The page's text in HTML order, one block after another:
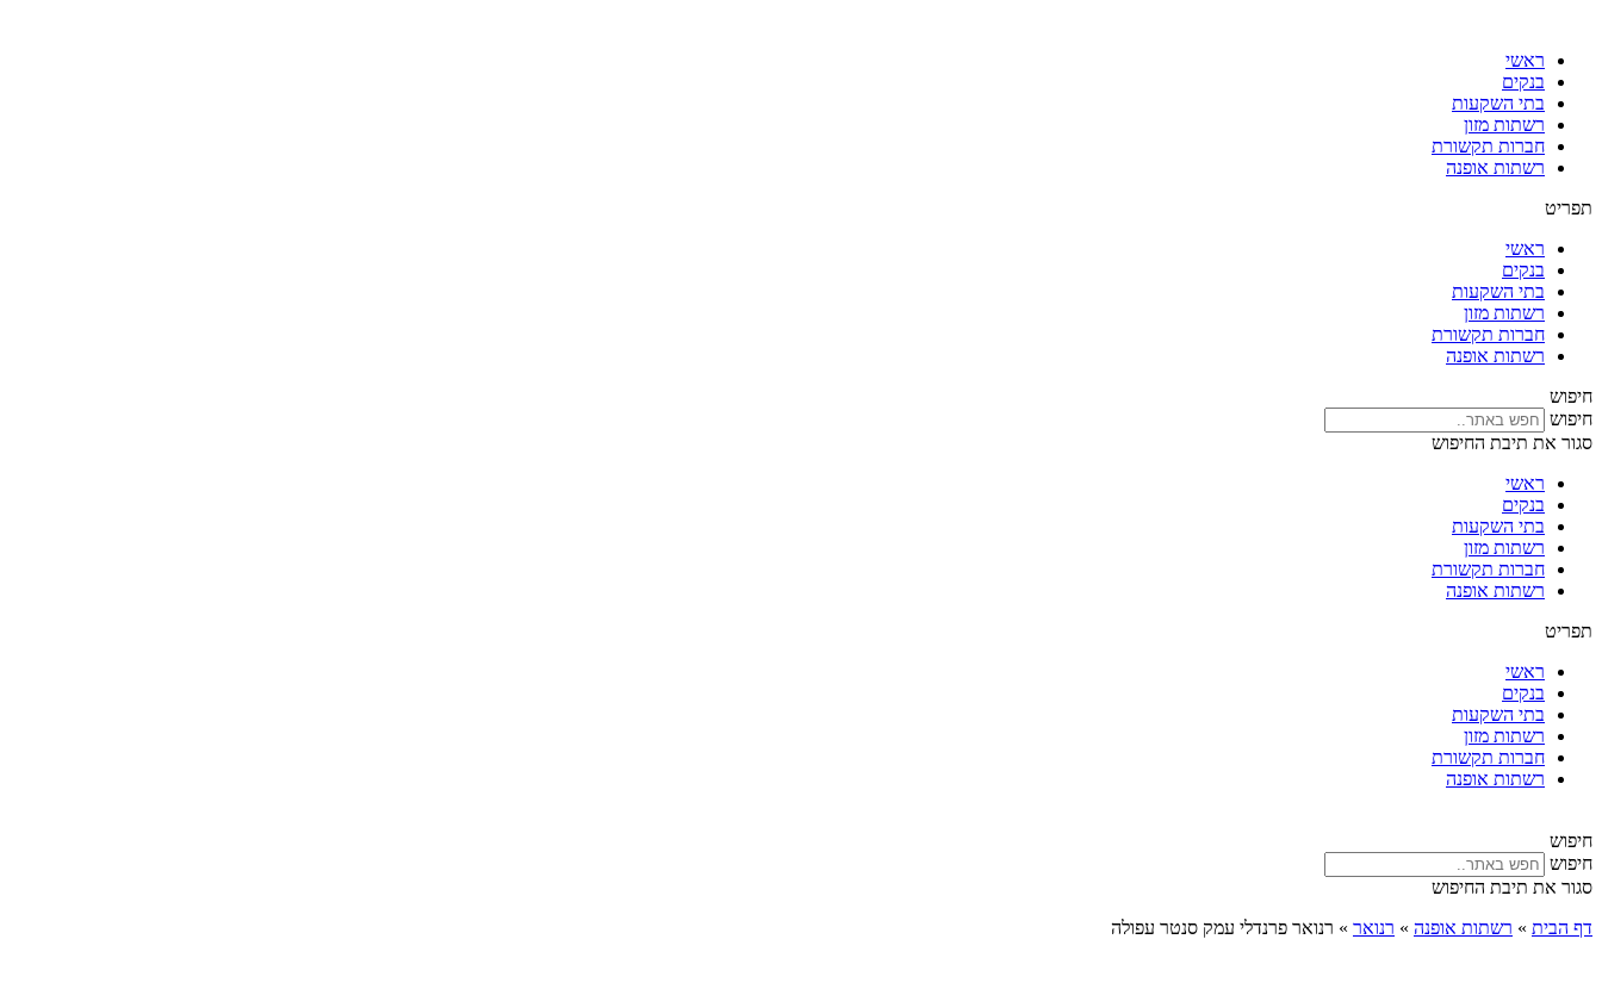
ראשי
בנקים
בתי השקעות
רשתות מזון
חברות תקשורת
רשתות אופנה
תפריט
ראשי
בנקים
בתי השקעות
רשתות מזון
חברות תקשורת
רשתות אופנה
חיפוש
חיפוש
סגור את תיבת החיפוש
ראשי
בנקים
בתי השקעות
רשתות מזון
חברות תקשורת
רשתות אופנה
תפריט
ראשי
בנקים
בתי השקעות
רשתות מזון
חברות תקשורת
רשתות אופנה
חיפוש
חיפוש
סגור את תיבת החיפוש
דף הבית » רשתות אופנה » רנואר » רנואר פרנדלי עמק סנטר עפולה